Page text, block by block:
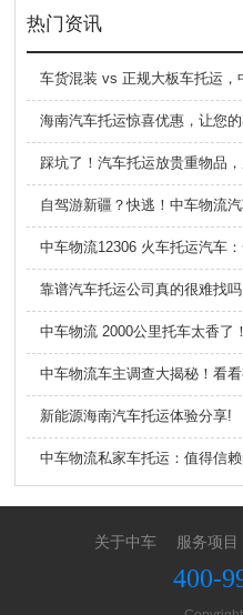
热门资讯
车货混装 vs 正规大板车托运，
海南汽车托运惊喜优惠，让您的
踩坑了！汽车托运放贵重物品
自驾游新疆？快逃！中车物流
靠谱汽车托运公司真的很难找吗
中车物流 2000公里托车太香了
中车物流车主调查大揭秘！看看
新能源海南汽车托运体验分享!
中车物流私家车托运：值得信赖
关于中车 服务项目
400-